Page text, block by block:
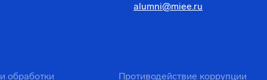
alumni@miee.ru
обработки Противодействие коррупции